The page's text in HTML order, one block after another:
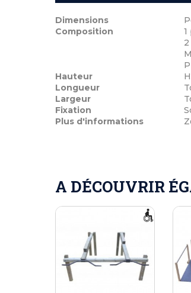
Dimensions
Composition
1
Hauteur
Longueur
Largeur
Fixation
Plus d'informations
A DÉCOUVRIR